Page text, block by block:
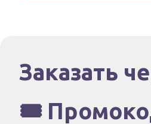
Заказать
🎟️